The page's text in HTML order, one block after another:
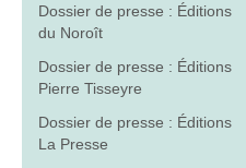
Dossier de presse : Éditions
du Noroît
Dossier de presse : Éditions
Pierre Tisseyre
Dossier de presse : Éditions
La Presse